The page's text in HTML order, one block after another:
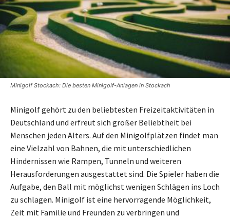
Minigolf Stockach: Die besten Minigolf-Anlagen in Stockach
Minigolf gehört zu den beliebtesten Freizeitaktivitäten in
Deutschland und erfreut sich großer Beliebtheit bei
Menschen jeden Alters. Auf den Minigolfplätzen findet man
eine Vielzahl von Bahnen, die mit unterschiedlichen
Hindernissen wie Rampen, Tunneln und weiteren
Herausforderungen ausgestattet sind. Die Spieler haben die
Aufgabe, den Ball mit möglichst wenigen Schlägen ins Loch
zu schlagen. Minigolf ist eine hervorragende Möglichkeit,
Zeit mit Familie und Freunden zu verbringen und